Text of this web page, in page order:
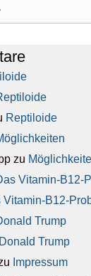
Rep­ti­lo­ide
zu
Vit­amin-B12-
Vit­amin-B12-
Trump
Donald Trump
Impres­sum